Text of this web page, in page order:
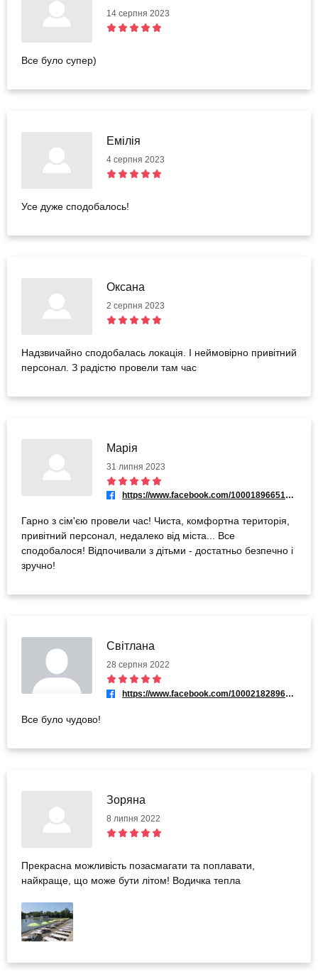
14 серпня 2023
Все було супер)
Емілія
4 серпня 2023
Усе дуже сподобалось!
Оксана
2 серпня 2023
Надзвичайно сподобалась локація. І неймовірно привітний
персонал. З радістю провели там час
Марія
31 липня 2023
https://www.facebook.com/100018966510887
Гарно з сім'єю провели час! Чиста, комфортна територія,
привітний персонал, недалеко від міста... Все
сподобалося! Відпочивали з дітьми - достатньо безпечно і
зручно!
Світлана
28 серпня 2022
https://www.facebook.com/100021828963087
Все було чудово!
Зоряна
8 липня 2022
Прекрасна можливість позасмагати та поплавати,
найкраще, що може бути літом! Водичка тепла